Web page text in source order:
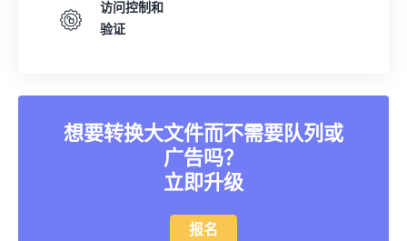
访问控制和
验证
想要转换大文件而不需要队列或
广告吗？
立即升级
报名